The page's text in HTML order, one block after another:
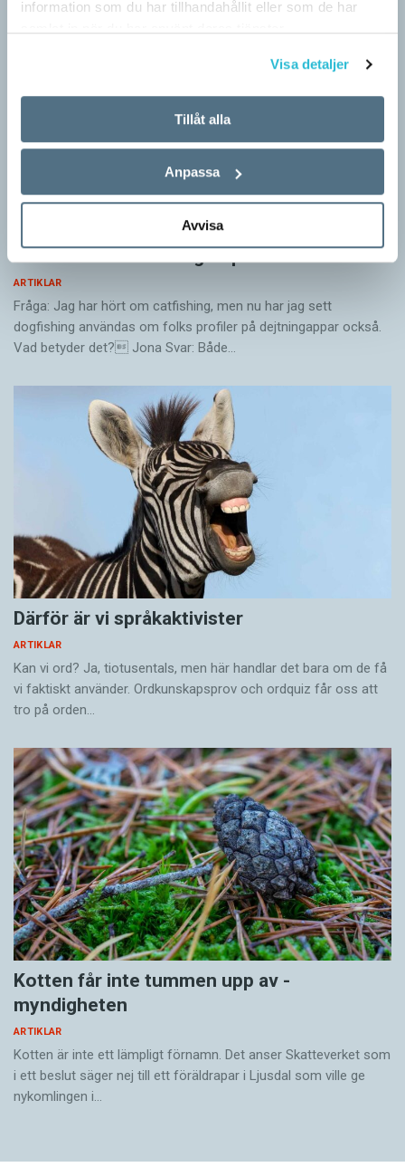
information som du har tillhandahållit eller som de har
Visa detaljer
Tillåt alla
Anpassa
Avvisa
Hundfiskare vill få någon på kroken
ARTIKLAR
Fråga: Jag har hört om catfishing, men nu har jag sett
dogfishing användas om folks profiler på dejtningappar också.
Vad betyder det? Jona Svar: Både…
Därför är vi språkaktivister
ARTIKLAR
Kan vi ord? Ja, tiotusentals, men här handlar det bara om de få
vi faktiskt använder. Ordkunskapsprov och ordquiz får oss att
tro på orden…
Kotten får inte tummen upp av ­
myndigheten
ARTIKLAR
Kotten är inte ett lämpligt förnamn. Det anser Skatte­verket som
i ett beslut säger nej till ett föräldra­par i Ljusdal som ville ge
nykomlingen i…